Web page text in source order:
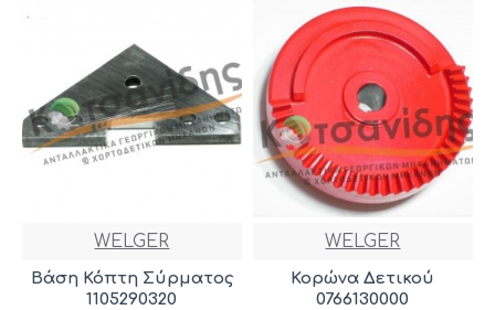
WELGER
Βάση Κόπτη Σύρματος
1105290320
WELGER
Κορώνα Δετικού
0766130000